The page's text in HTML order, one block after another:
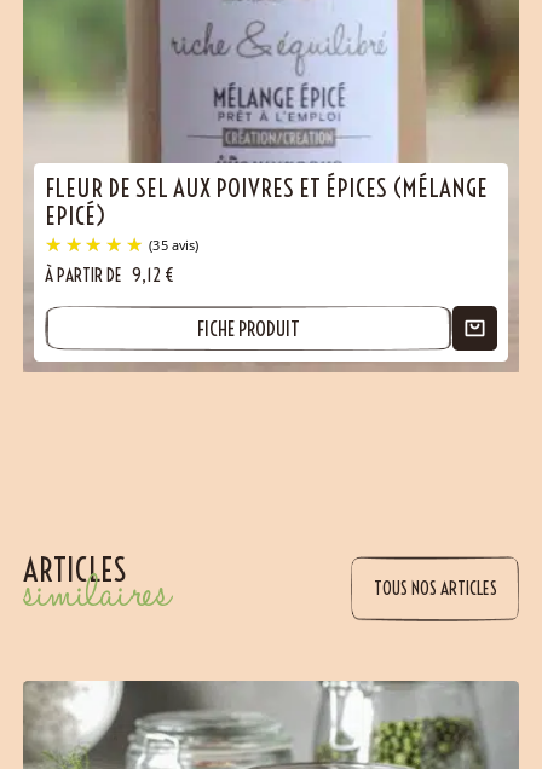
FLEUR DE SEL AUX POIVRES ET ÉPICES (MÉLANGE
EPICÉ)
À PARTIR DE 9,12 €
FICHE PRODUIT
ARTICLES
similaires TOUS NOS ARTICLES